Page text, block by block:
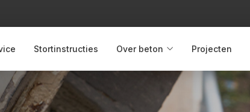
Stortinstructies Over beton Projecten